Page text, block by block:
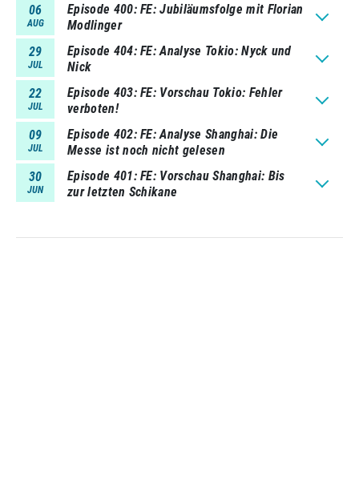
06
AUG
Episode 400 FE: Jubiläumsfolge mit Florian
Modlinger
29
JUL
Episode 404 FE: Analyse Tokio: Nyck und
Nick
22
JUL
Episode 403 FE: Vorschau Tokio: Fehler
verboten!
09
JUL
Episode 402 FE: Analyse Shanghai: Die
Messe ist noch nicht gelesen
30
JUN
Episode 401 FE: Vorschau Shanghai: Bis
zur letzten Schikane